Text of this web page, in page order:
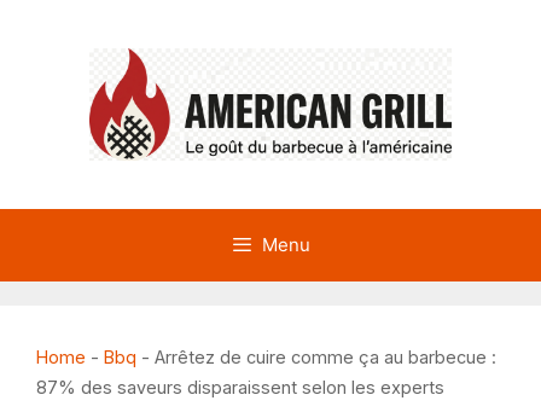
Menu
Home - Bbq - Arrêtez de cuire comme ça au barbecue :
87% des saveurs disparaissent selon les experts